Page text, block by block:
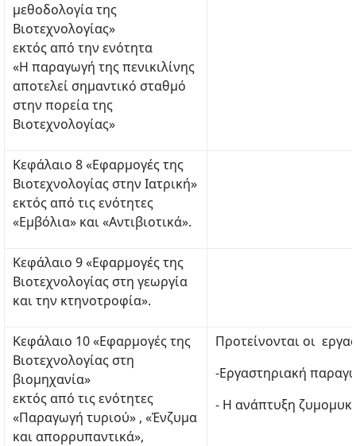
μεθοδολογία της
Βιοτεχνολογίας»
εκτός από την ενότητα
«Η παραγωγή της πενικιλίνης
αποτελεί σημαντικό σταθμό
στην πορεία της
Βιοτεχνολογίας»
Κεφάλαιο 8 «Εφαρμογές της
Βιοτεχνολογίας στην Ιατρική»
εκτός από τις ενότητες
«Εμβόλια» και «Αντιβιοτικά».
Κεφάλαιο 9 «Εφαρμογές της
Βιοτεχνολογίας στη γεωργία
και την κτηνοτροφία».
Κεφάλαιο 10 «Εφαρμογές της
Βιοτεχνολογίας στη
βιομηχανία»
εκτός από τις ενότητες
«Παραγωγή τυριού» , «Ένζυμα
και απορρυπαντικά»,
Προτείνονται οι
-Εργαστηριακή
- Η ανάπτυξη